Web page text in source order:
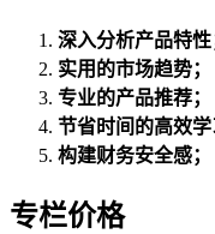
深入分析产品特性
实用的市场趋势；
专业的产品推荐；
节省时间的高效学
构建财务安全感；
专栏价格